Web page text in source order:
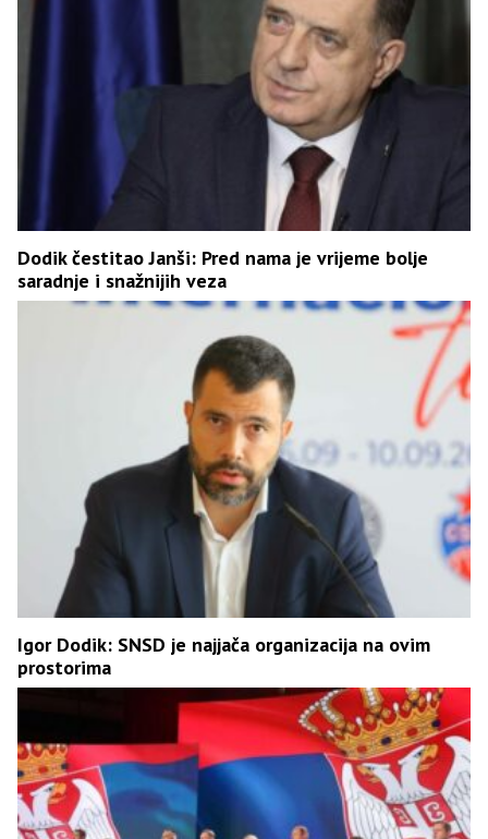
Dodik čestitao Janši: Pred nama je vrijeme bolje
saradnje i snažnijih veza
Igor Dodik: SNSD je najjača organizacija na ovim
prostorima